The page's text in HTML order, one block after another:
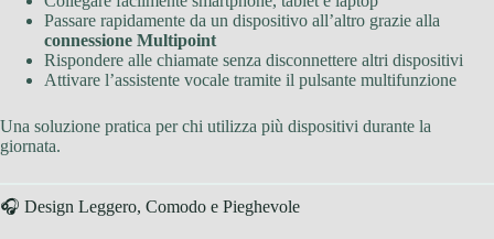
Passare rapidamente da un dispositivo all’altro grazie alla
connessione Multipoint
Rispondere alle chiamate senza disconnettere altri dispositivi
Attivare l’assistente vocale tramite il pulsante multifunzione
Una soluzione pratica per chi utilizza più dispositivi durante la
giornata.
🎧 Design Leggero, Comodo e Pieghevole